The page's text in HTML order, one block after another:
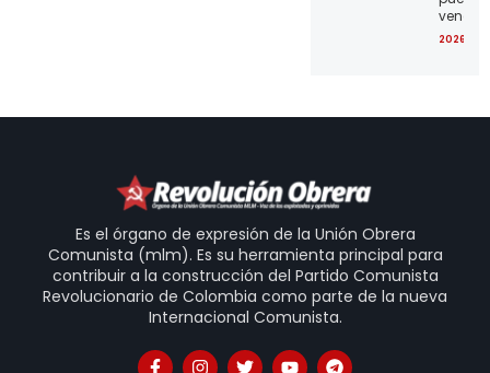
2026-
Es el órgano de expresión de la Unión Obrera
Comunista (mlm). Es su herramienta principal para
contribuir a la construcción del Partido Comunista
Revolucionario de Colombia como parte de la nueva
Internacional Comunista.